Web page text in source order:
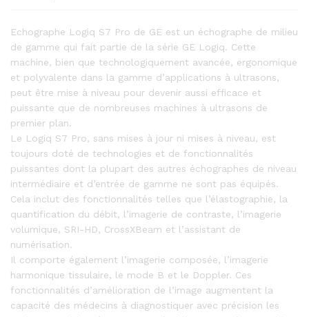
Echographe Logiq S7 Pro de GE est un échographe de milieu
de gamme qui fait partie de la série GE Logiq. Cette
machine, bien que technologiquement avancée, ergonomique
et polyvalente dans la gamme d’applications à ultrasons,
peut être mise à niveau pour devenir aussi efficace et
puissante que de nombreuses machines à ultrasons de
premier plan.
Le Logiq S7 Pro, sans mises à jour ni mises à niveau, est
toujours doté de technologies et de fonctionnalités
puissantes dont la plupart des autres échographes de niveau
intermédiaire et d’entrée de gamme ne sont pas équipés.
Cela inclut des fonctionnalités telles que l’élastographie, la
quantification du débit, l’imagerie de contraste, l’imagerie
volumique, SRI-HD, CrossXBeam et l’assistant de
numérisation.
Il comporte également l’imagerie composée, l’imagerie
harmonique tissulaire, le mode B et le Doppler. Ces
fonctionnalités d’amélioration de l’image augmentent la
capacité des médecins à diagnostiquer avec précision les